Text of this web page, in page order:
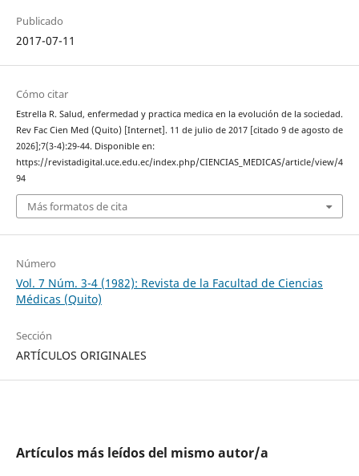
Publicado
2017-07-11
Cómo citar
Estrella R. Salud, enfermedad y practica medica en la evolución de la sociedad.
Rev Fac Cien Med (Quito) [Internet]. 11 de julio de 2017 [citado 9 de agosto de
2026];7(3-4):29-44. Disponible en:
https://revistadigital.uce.edu.ec/index.php/CIENCIAS_MEDICAS/article/view/4
94
Más formatos de cita
Número
Vol. 7 Núm. 3-4 (1982): Revista de la Facultad de Ciencias
Médicas (Quito)
Sección
ARTÍCULOS ORIGINALES
Artículos más leídos del mismo autor/a